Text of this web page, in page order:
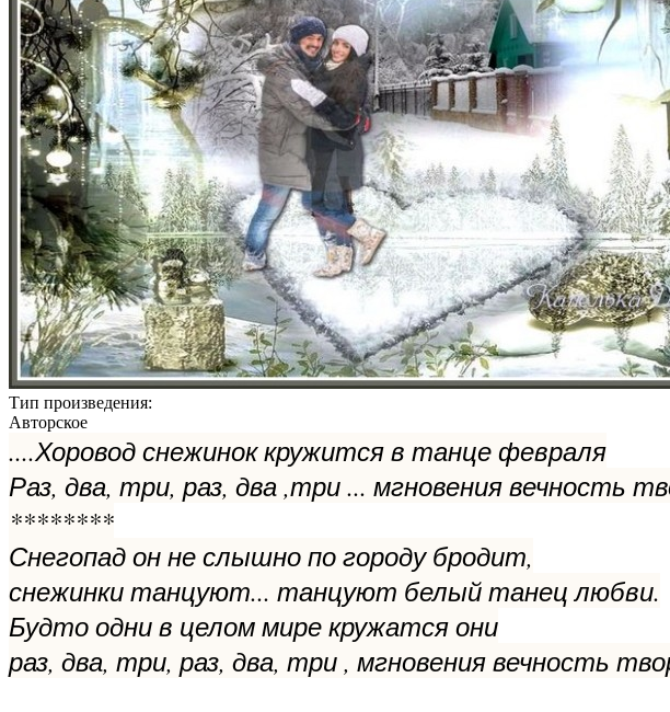
Тип произведения:
Авторское
....Хоровод снежинок кружится в танце февраля
Раз, два, три, раз, два ,три ... мгновения вечность
********
Снегопад он не слышно по городу бродит,
снежинки танцуют... танцуют белый танец любви.
Будто одни в целом мире кружатся они
раз, два, три, раз, два, три , мгновения вечность